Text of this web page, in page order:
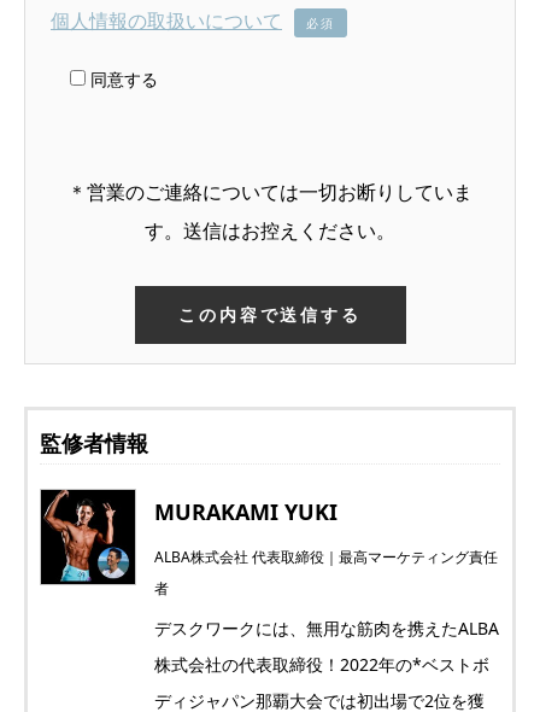
個人情報の取扱いについて 必須
同意する
＊営業のご連絡については一切お断りしていま
す。送信はお控えください。
監修者情報
MURAKAMI YUKI
ALBA株式会社 代表取締役｜最高マーケティング責任
者
デスクワークには、無用な筋肉を携えたALBA
株式会社の代表取締役！2022年の*ベストボ
ディジャパン那覇大会では初出場で2位を獲